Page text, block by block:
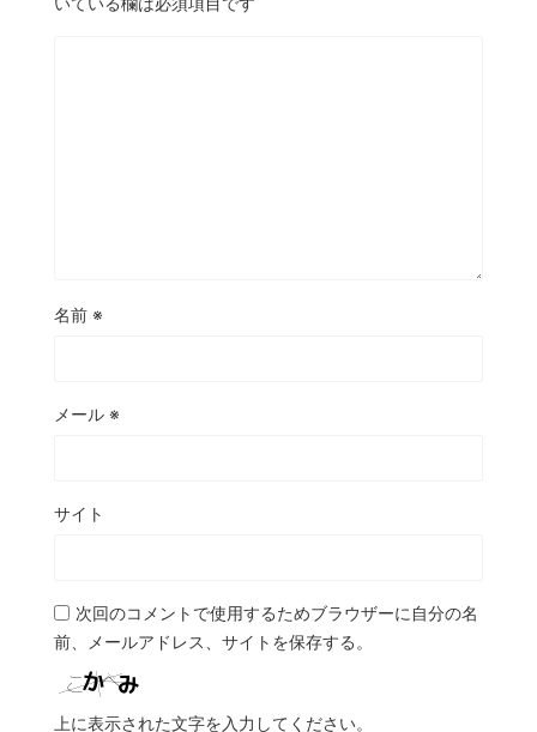
名前 ※
メール ※
サイト
次回のコメントで使用するためブラウザーに自分の名
前、メールアドレス、サイトを保存する。
上に表示された文字を入力してください。